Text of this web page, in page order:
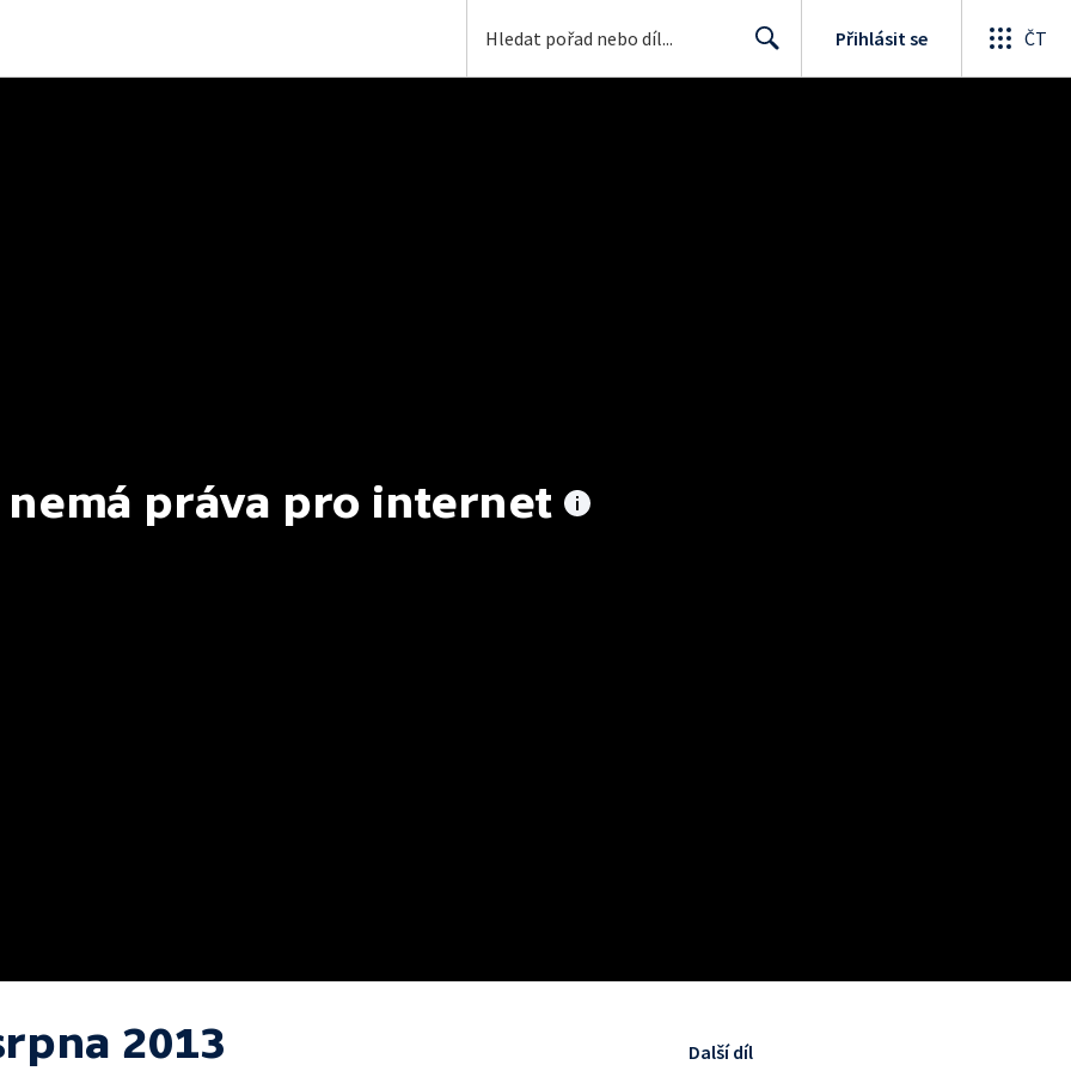
Přihlásit se ČT
nemá práva pro internet
2013 Další díl